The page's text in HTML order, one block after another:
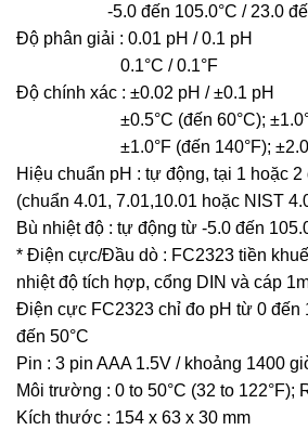
-5.0 đến 105.0°C / 23.0 đến
Độ phân giải : 0.01 pH / 0.1 pH
0.1°C / 0.1°F
Độ chính xác : ±0.02 pH / ±0.1 pH
±0.5°C (đến 60°C); ±1.0°C
±1.0°F (đến 140°F); ±2.0°F
Hiệu chuẩn pH : tự động, tại 1 hoặc
(chuẩn 4.01, 7.01,10.01 hoặc NIST
Bù nhiệt độ : tự động từ -5.0 đến
* Điện cực/Đầu dò : FC2323 tiền
nhiệt độ tích hợp, cổng DIN và cáp
Điện cực FC2323 chỉ đo pH từ 0 đến
đến 50°C
Pin : 3 pin AAA 1.5V / khoảng 1400
Môi trường : 0 to 50°C (32 to 122°F);
Kích thước : 154 x 63 x 30 mm